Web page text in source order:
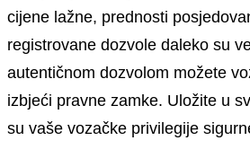
cijene lažne, prednosti
registrovane dozvole daleko su
autentičnom dozvolom možete
izbjeći pravne zamke. Uložite u
su vaše vozačke privilegije